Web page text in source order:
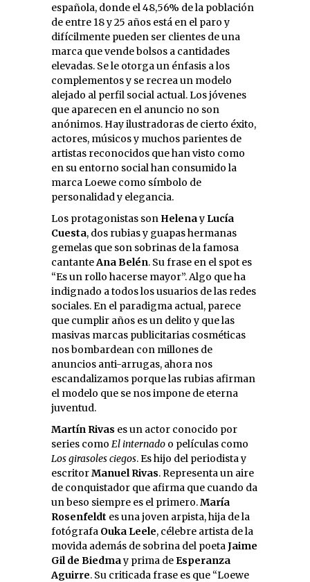
española, donde el 48,56% de la población
de entre 18 y 25 años está en el paro y
difícilmente pueden ser clientes de una
marca que vende bolsos a cantidades
elevadas. Se le otorga un énfasis a los
complementos y se recrea un modelo
alejado al perfil social actual. Los jóvenes
que aparecen en el anuncio no son
anónimos. Hay ilustradoras de cierto éxito,
actores, músicos y muchos parientes de
artistas reconocidos que han visto como
en su entorno social han consumido la
marca Loewe como símbolo de
personalidad y elegancia.
Los protagonistas son Helenay Lucía
Cuesta, dos rubias y guapas hermanas
gemelas que son sobrinas de la famosa
cantanteAna Belén. Su frase en el spot es
“Es un rollo hacerse mayor”. Algo que ha
indignado a todos los usuarios de las redes
sociales. En el paradigma actual, parece
que cumplir años es un delito y que las
masivas marcas publicitarias cosméticas
nos bombardean con millones de
anuncios anti-arrugas, ahora nos
escandalizamos porque las rubias afirman
el modelo que se nos impone de eterna
juventud.
Martín Rivas es un actor conocido por
series como El internado o películas como
Los girasoles ciegos. Es hijo del periodista y
escritorManuel Rivas. Representa un aire
de conquistador que afirma que cuando da
un beso siempre es el primero.María
Rosenfeldt es una joven arpista, hija de la
fotógrafa Ouka Leele, célebre artista de la
movida además de sobrina del poetaJaime
Gil de Biedmay prima deEsperanza
Aguirre. Su criticada frase es que “Loewe